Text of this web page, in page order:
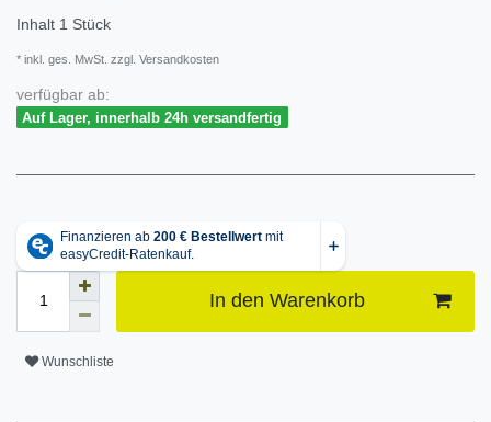
Inhalt 1 Stück
* inkl. ges. MwSt. zzgl. Versandkosten
verfügbar ab:
Auf Lager, innerhalb 24h versandfertig
In den Warenkorb
Wunschliste